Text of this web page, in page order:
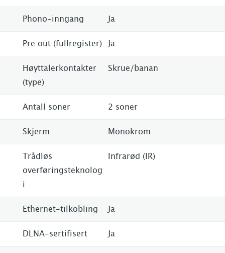
Phono-inngang Ja
Pre out (fullregister) Ja
Høyttalerkontakter
(type)
Skrue/banan
Antall soner 2 soner
Skjerm Monokrom
Trådløs
overføringsteknolog
i
Infrarød (IR)
Ethernet-tilkobling Ja
DLNA-sertifisert Ja